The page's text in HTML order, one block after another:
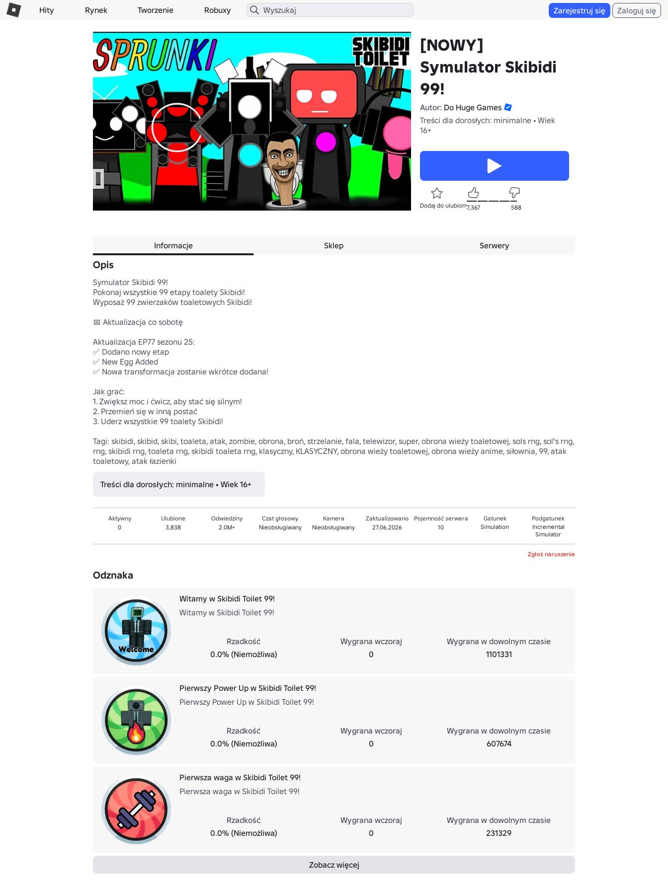
Hity Rynek Tworzenie Robuxy Zarejestruj się Zaloguj się
[NOWY]
Symulator Skibidi
99!
Autor: Do Huge Games
Treści dla dorosłych: minimalne • Wiek
16+
Dodaj do ulubionych
7,367 588
Informacje Sklep Serwery
Opis
Symulator Skibidi 99!
Pokonaj wszystkie 99 etapy toalety Skibidi!
Wyposaż 99 zwierzaków toaletowych Skibidi!
📅 Aktualizacja co sobotę
Aktualizacja EP77 sezonu 25:
✅ Dodano nowy etap
✅ New Egg Added
✅ Nowa transformacja zostanie wkrótce dodana!
Jak grać:
1. Zwiększ moc i ćwicz, aby stać się silnym!
2. Przemień się w inną postać
3. Uderz wszystkie 99 toalety Skibidi!
Tagi: skibidi, skibid, skibi, toaleta, atak, zombie, obrona, broń, strzelanie, fala, telewizor, super, obrona wieży toaletowej, sols rng, sol's rng,
rng, skibidi rng, toaleta rng, skibidi toaleta rng, klasyczny, KLASYCZNY, obrona wieży toaletowej, obrona wieży anime, siłownia, 99, atak
toaletowy, atak łazienki
Treści dla dorosłych: minimalne • Wiek 16+
Aktywny
0
Ulubione
3,838
Odwiedziny
2.0M+
Czat głosowy
Nieobsługiwany
Kamera
Nieobsługiwany
Zaktualizowano
27.06.2026
Pojemność serwera
10
Gatunek
Simulation
Podgatunek
Incremental
Simulator
Zgłoś naruszenie
Odznaka
Witamy w Skibidi Toilet 99!
Witamy w Skibidi Toilet 99!
Rzadkość
0.0% (Niemożliwa)
Wygrana wczoraj
0
Wygrana w dowolnym czasie
1101331
Pierwszy Power Up w Skibidi Toilet 99!
Pierwszy Power Up w Skibidi Toilet 99!
Rzadkość
0.0% (Niemożliwa)
Wygrana wczoraj
0
Wygrana w dowolnym czasie
607674
Pierwsza waga w Skibidi Toilet 99!
Pierwsza waga w Skibidi Toilet 99!
Rzadkość
0.0% (Niemożliwa)
Wygrana wczoraj
0
Wygrana w dowolnym czasie
231329
Zobacz więcej